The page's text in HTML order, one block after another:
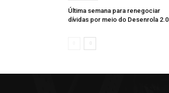
Última semana para renegociar
dívidas por meio do Desenrola 2.0